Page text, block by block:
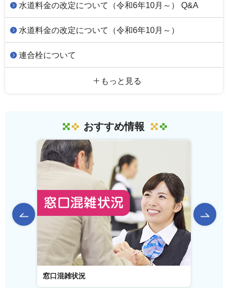
水道料金の改定について（令和6年10月～） Q&A
水道料金の改定について（令和6年10月～）
連合栓について
もっと見る
おすすめ情報
前のスライドを表示
窓口混雑状況